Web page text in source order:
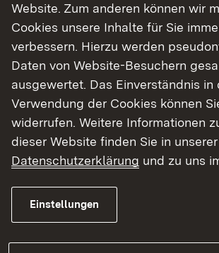
Finde dein Studium in Baden-
Website. Zum anderen können wir
Cookies unsere Inhalte für Sie
verbessern. Hierzu werden
Daten von Website-Besuchern
ausgewertet. Das Einverständnis in
Verwendung der Cookies können
widerrufen. Weitere Informationen
dieser Website finden Sie in unserer
Datenschutzerklärung und zu uns
Einstellungen